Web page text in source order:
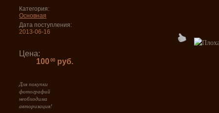
Категория:
Основная
Дата поступления:
2013-06-16
Цена:
100 00 руб.
Для покупки
фотографий
необходима
авторизация!